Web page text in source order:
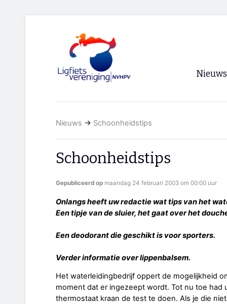
Nieuws
Nieuws → Schoonheidstips
Schoonheidstips
Gepubliceerd op maandag 24 februari 2003 om 00:00 uur
Onlangs heeft uw redactie wat tips van het
Een tipje van de sluier, het gaat over het
Een deodorant die geschikt is voor sporters.
Verder informatie over lippenbalsem.
Het waterleidingbedrijf oppert de mogelijkheid
moment dat er ingezeept wordt. Tot nu toe
thermostaat kraan de test te doen. Als je die